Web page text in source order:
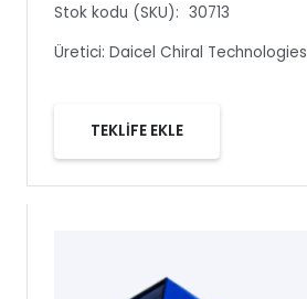
Stok kodu (SKU): 30713
Üretici: Daicel Chiral Technologies
TEKLİFE EKLE